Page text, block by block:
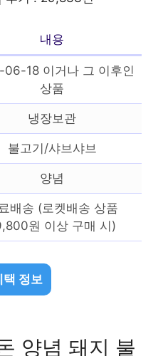
내용
18 이거나 그 이후인
상품
냉장보관
불고기/샤브샤브
양념
배송 (로켓배송 상품
원 이상 구매 시)
택 정보
양념 돼지 불